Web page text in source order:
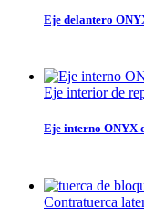
Eje delantero
Eje interior de
Eje interno ONYX
Contratuerca